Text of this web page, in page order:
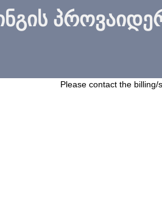
Please contact the